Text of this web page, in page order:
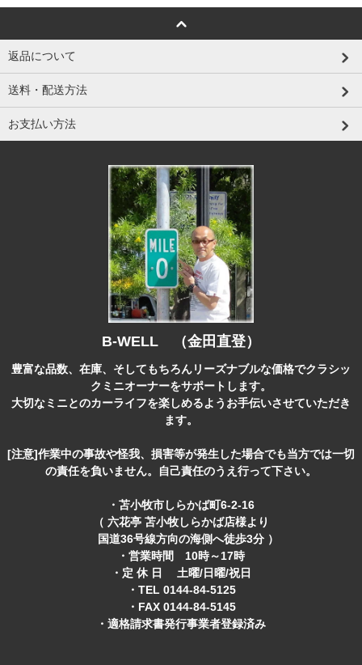
返品について
送料・配送方法
お支払い方法
B-WELL （金田直登）
豊富な品数、在庫、そしてもちろんリーズナブルな価格でクラシッ
クミニオーナーをサポートします。
大切なミニとのカーライフを楽しめるようお手伝いさせていただき
ます。
[注意]作業中の事故や怪我、損害等が発生した場合でも当方では一切
の責任を負いません。自己責任のうえ行って下さい。
・苫小牧市しらかば町6-2-16
（ 六花亭 苫小牧しらかば店様より
国道36号線方向の海側へ徒歩3分 ）
・営業時間 10時～17時
・定 休 日 土曜/日曜/祝日
・TEL 0144-84-5125
・FAX 0144-84-5145
・適格請求書発行事業者登録済み